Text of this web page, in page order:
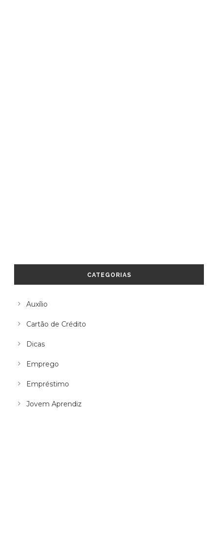
CATEGORIAS
Auxílio
Cartão de Crédito
Dicas
Emprego
Empréstimo
Jovem Aprendiz